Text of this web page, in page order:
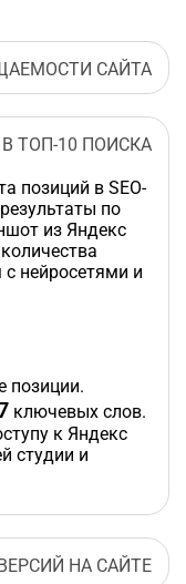
САЙТА
ТОП-10 ПОИСКА
позиций в SEO-
по
из Яндекс
нейросетями и
позиции.
ключевых слов.
к Яндекс
студии и
НА САЙТЕ